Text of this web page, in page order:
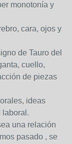
monotonía y
cara, ojos y
de Tauro del
cuello,
de piezas
ideas
laboral.
una relación
pasado , se